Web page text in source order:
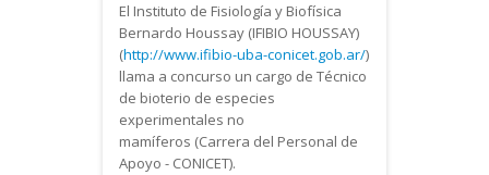
El Instituto de Fisiología y Biofísica
Bernardo Houssay (IFIBIO HOUSSAY)
(http://www.ifibio-uba-conicet.gob.ar/)
llama a concurso un cargo de Técnico
de bioterio de especies
experimentales no
mamíferos (Carrera del Personal de
Apoyo - CONICET).